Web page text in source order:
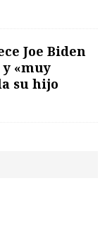
Joe Biden
y «muy
su hijo